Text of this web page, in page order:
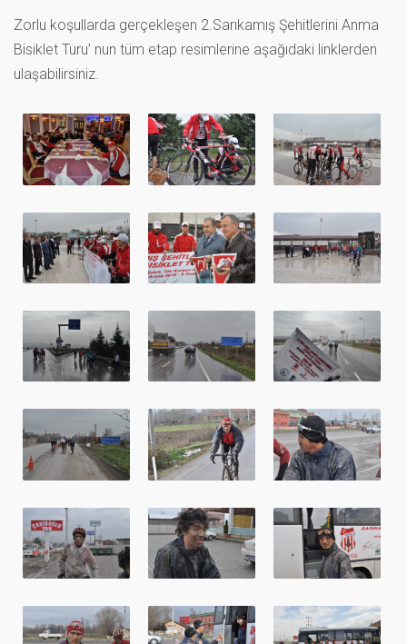
Zorlu koşullarda gerçekleşen 2.Sarıkamış Şehitlerini Anma
Bisiklet Turu’ nun tüm etap resimlerine aşağıdaki linklerden
ulaşabilirsiniz.